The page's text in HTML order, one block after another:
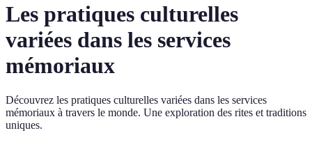
Les pratiques culturelles
variées dans les services
mémoriaux
Découvrez les pratiques culturelles variées dans les services
mémoriaux à travers le monde. Une exploration des rites et traditions
uniques.